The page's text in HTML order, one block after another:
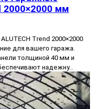
2000×2000 мм
Trend 2000×2000
для вашего гаража.
толщиной 40 мм и
надежну...